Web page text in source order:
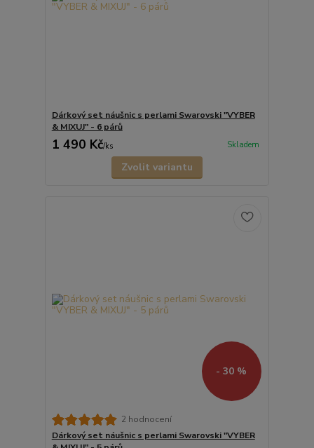
Dárkový set náušnic s perlami Swarovski "VYBER
& MIXUJ" - 6 párů
1 490 Kč/ks Skladem
Zvolit variantu
- 30 %
2 hodnocení
Dárkový set náušnic s perlami Swarovski "VYBER